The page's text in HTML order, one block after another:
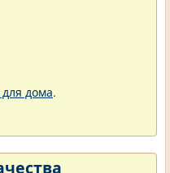
дома.